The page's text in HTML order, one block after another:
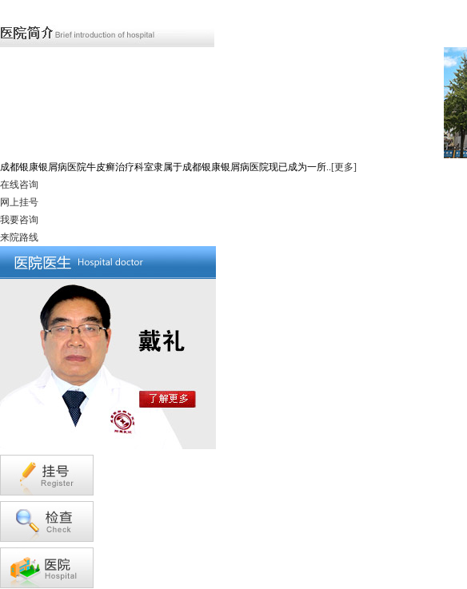
成都银康银屑病医院牛皮癣治疗科室隶属于成都银康银屑病医院现已成为一所..[更多]
在线咨询
网上挂号
我要咨询
来院路线